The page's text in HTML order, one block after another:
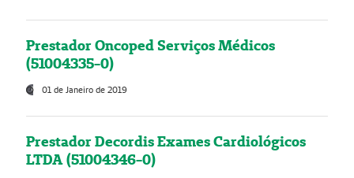
Prestador Oncoped Serviços Médicos
(51004335-0)
01 de Janeiro de 2019
Prestador Decordis Exames Cardiológicos
LTDA (51004346-0)